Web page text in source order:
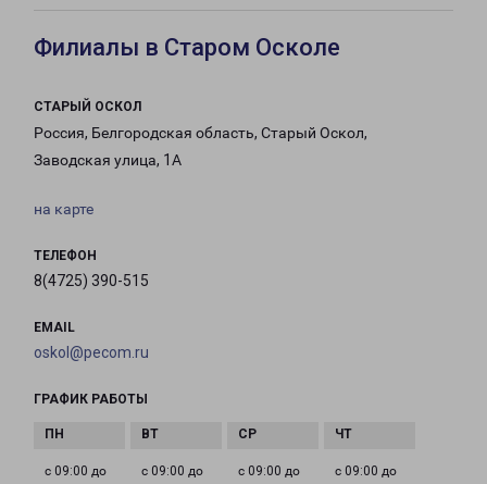
Филиалы в Старом Осколе
СТАРЫЙ ОСКОЛ
Россия, Белгородская область, Старый Оскол,
Заводская улица, 1А
на карте
ТЕЛЕФОН
8(4725) 390-515
EMAIL
oskol@pecom.ru
ГРАФИК РАБОТЫ
с 09:00 до с 09:00 до с 09:00 до с 09:00 до